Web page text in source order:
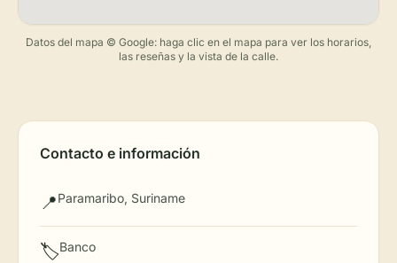
Datos del mapa © Google: haga clic en el mapa para ver los horarios,
las reseñas y la vista de la calle.
Contacto e información
📍Paramaribo, Suriname
🏷️Banco